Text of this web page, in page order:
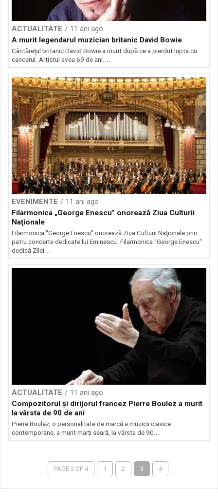
ACTUALITATE
11 ani ago
A murit legendarul muzician britanic David Bowie
Cântărețul britanic David Bowie a murit după ce a pierdut lupta cu
cancerul. Artistul avea 69 de ani....
EVENIMENTE
11 ani ago
Filarmonica „George Enescu” onorează Ziua Culturii
Naţionale
Filarmonica "George Enescu" onorează Ziua Culturii Naţionale prin
patru concerte dedicate lui Eminescu. Filarmonica "George Enescu"
dedică Zilei...
ACTUALITATE
11 ani ago
Compozitorul şi dirijorul francez Pierre Boulez a murit
la vârsta de 90 de ani
Pierre Boulez, o personalitate de marcă a muzicii clasice
contemporane, a murit marţi seară, la vârsta de 90...
PAGE 3 OF 4 1 2 3 4